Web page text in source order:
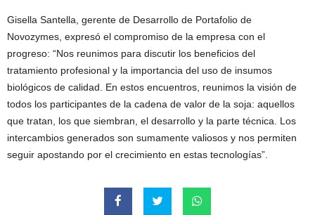
Gisella Santella, gerente de Desarrollo de Portafolio de
Novozymes, expresó el compromiso de la empresa con el
progreso: “Nos reunimos para discutir los beneficios del
tratamiento profesional y la importancia del uso de insumos
biológicos de calidad. En estos encuentros, reunimos la visión de
todos los participantes de la cadena de valor de la soja: aquellos
que tratan, los que siembran, el desarrollo y la parte técnica. Los
intercambios generados son sumamente valiosos y nos permiten
seguir apostando por el crecimiento en estas tecnologías”.